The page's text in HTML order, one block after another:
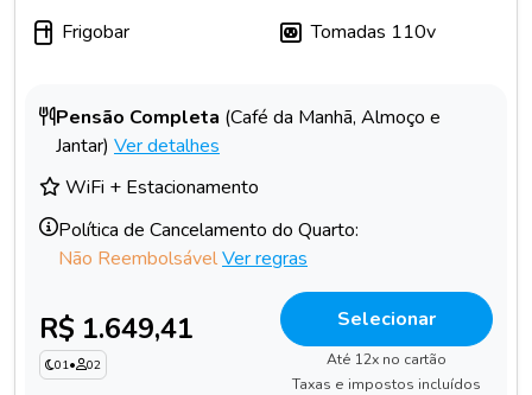
Frigobar
Tomadas 110v
Pensão Completa (Café da Manhã, Almoço e
Jantar) Ver detalhes
WiFi + Estacionamento
Política de Cancelamento do Quarto:
Não ReembolsávelVer regras
R$ 1.649,41
01• 02
Selecionar
Até 12x no cartão
Taxas e impostos incluídos